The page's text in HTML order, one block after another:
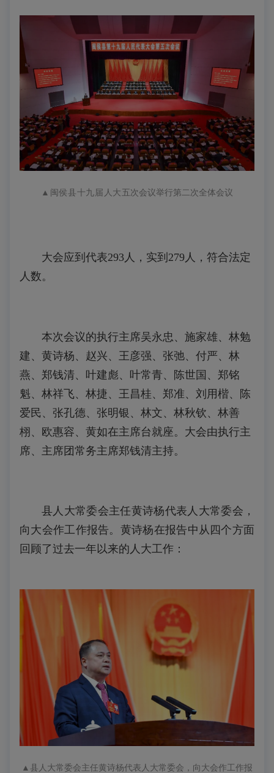
▲ 闽侯县十九届人大 五次会议举行第二次全体会议
大会应到代表293人，实到279人，符合法定
人数。
本次会议的执行主席吴永忠、施家雄、林勉
建、黄诗杨、赵兴、王彦强、张弛、付严、林
燕、 郑钱清、 叶建彪、叶常青、陈世国、郑铭
魁、林祥飞、林捷、王昌桂、郑准、刘用楷、陈
爱民、张孔德、张明银、林文、林秋钦、林善
栩、欧惠容、黄如在主席台就座。大会由执行主
席、主席团常务主席郑钱清主持。
县人大常委会主任黄诗杨代表人大常委会，
向大会作工作报告。黄诗杨在报告中从四个方面
回顾了过去一年以来的人大工作：
▲ 县人大常委会主任黄诗杨代表人大常委会，向大会作工作报